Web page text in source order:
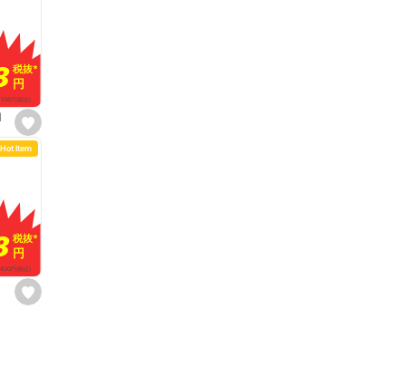
r
i
t
e
s
e
t
r
i
t
e
税抜*
税抜*
円
円
106円(税込)
s
e
Hot Item
税抜*
税抜*
円
円
430円(税込)